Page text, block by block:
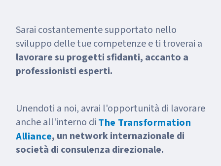
Sarai costantemente supportato nello
sviluppo delle tue competenze e ti troverai a
lavorare su progetti sfidanti, accanto a
professionisti esperti.
Unendoti a noi, avrai l'opportunità di lavorare
anche all'interno di The Transformation
Alliance, un network internazionale di
società di consulenza direzionale.